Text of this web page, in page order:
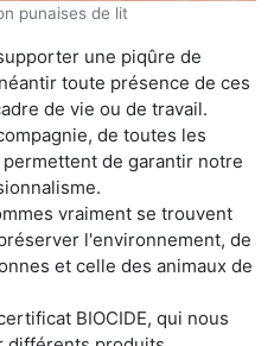
punaises de lit
une piqûre de
toute présence de ces
de vie ou de travail.
de toutes les
de garantir notre
vraiment se trouvent
l'environnement, de
et celle des animaux de
BIOCIDE, qui nous